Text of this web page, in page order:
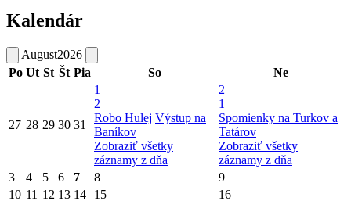
Kalendár
August2026
Po Ut St Št Pia So Ne
27 28 29 30 31
1
2
Robo Hulej Výstup na
Baníkov
Zobraziť všetky
záznamy z dňa
2
1
Spomienky na Turkov a
Tatárov
Zobraziť všetky
záznamy z dňa
3
4 5 6 7 8
9
10 11 12 13 14 15
16